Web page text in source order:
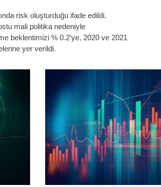
risk oluşturduğu ifade edildi.
mali politika nedeniyle
beklentimizi % 0.2'ye, 2020 ve 2021
yer verildi.